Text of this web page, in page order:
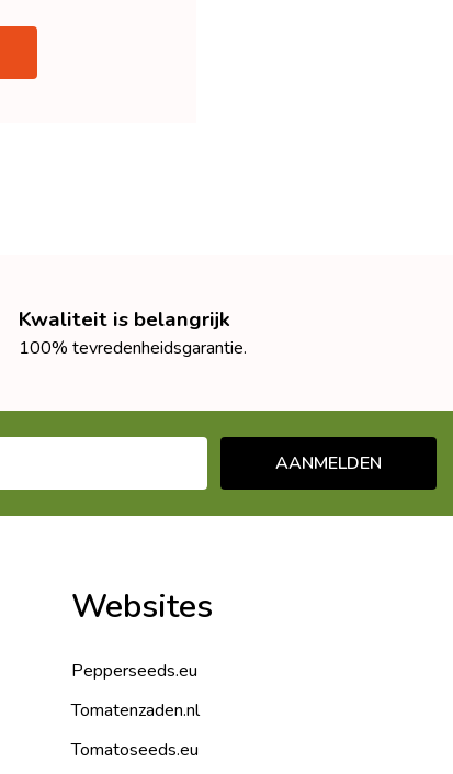
Kwaliteit is belangrijk
100% tevredenheidsgarantie.
AANMELDEN
Websites
Pepperseeds.eu
Tomatenzaden.nl
Tomatoseeds.eu